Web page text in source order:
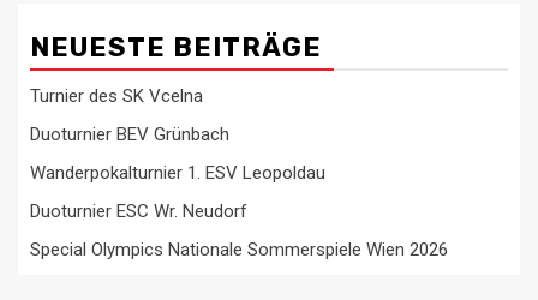
NEUESTE BEITRÄGE
Turnier des SK Vcelna
Duoturnier BEV Grünbach
Wanderpokalturnier 1. ESV Leopoldau
Duoturnier ESC Wr. Neudorf
Special Olympics Nationale Sommerspiele Wien 2026